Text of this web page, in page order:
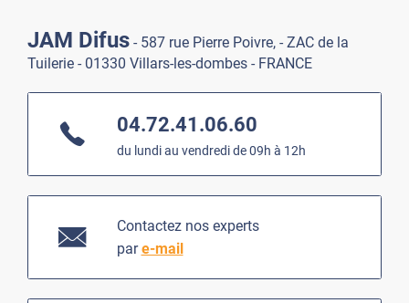
JAM Difus - 587 rue Pierre Poivre, - ZAC de la
Tuilerie - 01330 Villars-les-dombes - FRANCE
04.72.41.06.60
du lundi au vendredi de 09h à 12h
Contactez nos experts
pare-mail